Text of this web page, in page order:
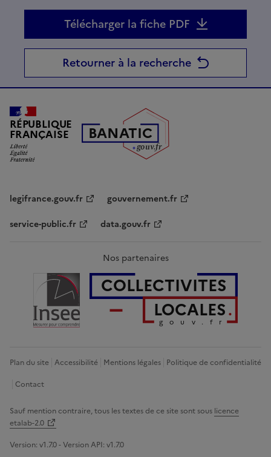
Télécharger la fiche PDF
Retourner à la recherche
RÉPUBLIQUE
FRANÇAISE BANATIC
gouv.fr
legifrance.gouv.fr
gouvernement.fr
service-public.fr
data.gouv.fr
Nos partenaires
COLLECTIVITES
LOCALES
gouv.fr
Plan du site Accessibilité Mentions légales Politique de confidentialité
Contact
Sauf mention contraire, tous les textes de ce site sont sous licence
etalab-2.0
Version: v1.7.0- Version API: v1.7.0